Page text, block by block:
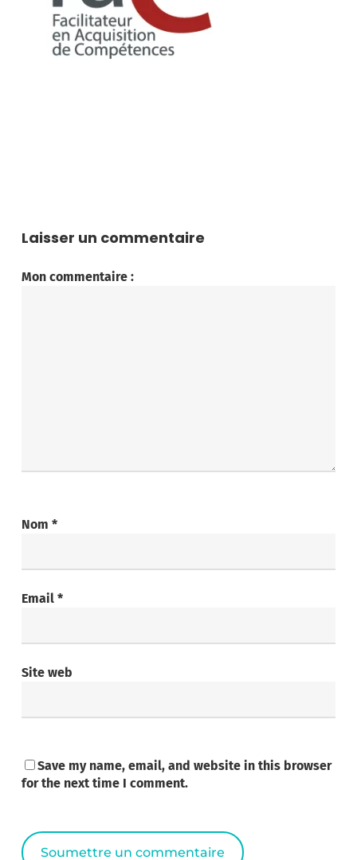
Laisser un commentaire
Mon commentaire :
Nom *
Email *
Site web
Save my name, email, and website in this browser
for the next time I comment.